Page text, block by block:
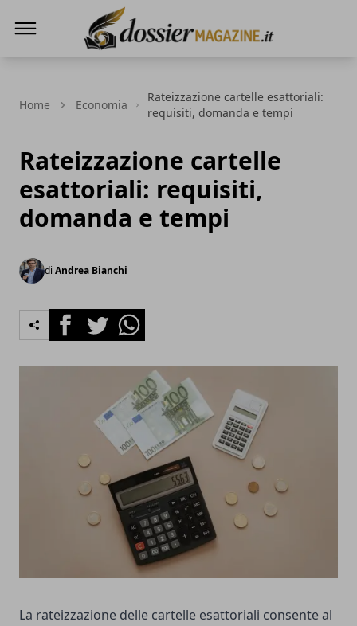
Home Economia
Rateizzazione cartelle esattoriali:
requisiti, domanda e tempi
Rateizzazione cartelle
esattoriali: requisiti,
domanda e tempi
di Andrea Bianchi
FacebookTwitterWhatsapp
La rateizzazione delle cartelle esattoriali consente al